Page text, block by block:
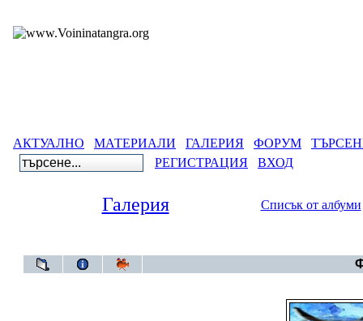
АКТУАЛНО МАТЕРИАЛИ ГАЛЕРИЯ ФОРУМ
РЕГИСТРАЦИЯ
ВХОД
Галерия Списък от албуми